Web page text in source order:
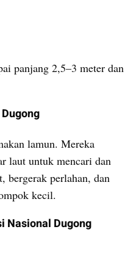
panjang 2,5–3 meter dan
lamun. Mereka
laut untuk mencari dan
bergerak perlahan, dan
kecil.
Nasional Dugong